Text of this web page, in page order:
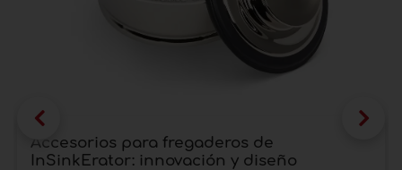
Accesorios para fregaderos de
InSinkErator: innovación y diseño